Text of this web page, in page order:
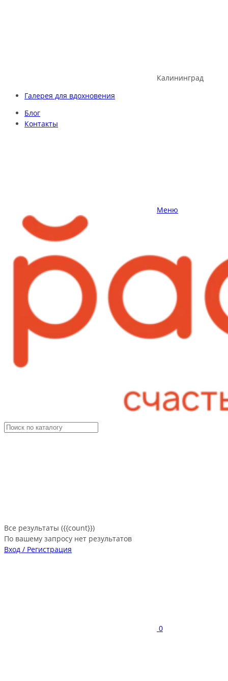
Калининград
Галерея для вдохновения
Блог
Контакты
Меню
Все результаты ({{count}})
По вашему запросу нет результатов
Вход / Регистрация
0